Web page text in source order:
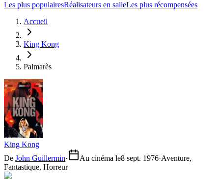
Les plus populairesRéalisateurs en salleLes plus récompensées
Accueil
King Kong
Palmarès
King Kong
De John Guillermin· Au cinéma le8 sept. 1976·Aventure,
Fantastique, Horreur